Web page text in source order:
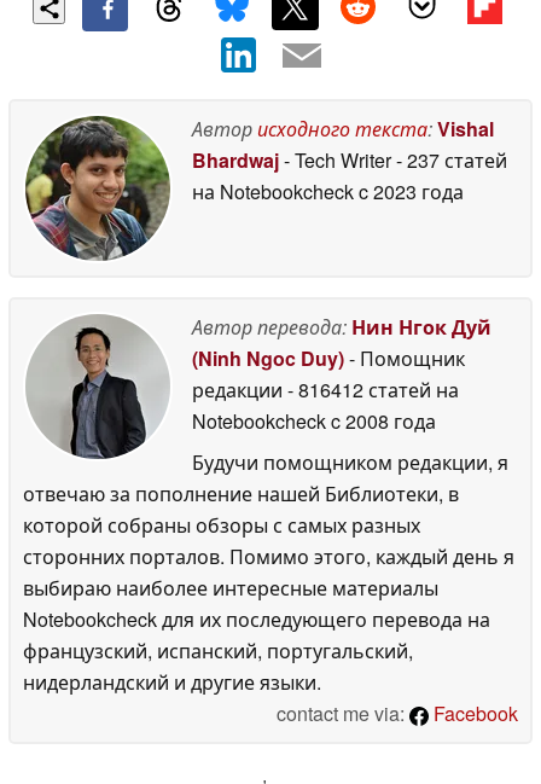
Авторисходного текста:Vishal
Bhardwaj- Tech Writer- 237 статей
на Notebookcheckc 2023 года
Автор перевода: Нин Нгок Дуй
(Ninh Ngoc Duy)- Помощник
редакции - 816412 статей на
Notebookcheckc 2008 года
Будучи помощником редакции, я
отвечаю за пополнение нашей Библиотеки, в
которой собраны обзоры с самых разных
сторонних порталов. Помимо этого, каждый день я
выбираю наиболее интересные материалы
Notebookcheck для их последующего перевода на
французский, испанский, португальский,
нидерландский и другие языки.
contact me via:
Facebook